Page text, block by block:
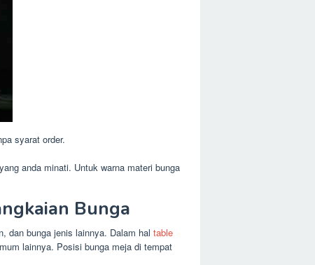
syarat order.
anda minati. Untuk warna materi bunga
Bunga
dan bunga jenis lainnya. Dalam hal table
lainnya. Posisi bunga meja di tempat